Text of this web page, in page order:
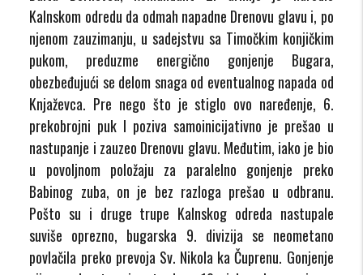
Kalnskom odredu da odmah napadne Drenovu glavu i, po
njenom zauzimanju, u sadejstvu sa Timočkim konjičkim
pukom, preduzme energično gonjenje Bugara,
obezbeđujući se delom snaga od eventualnog napada od
Knjaževca. Pre nego što je stiglo ovo naređenje, 6.
prekobrojni puk I poziva samoinicijativno je prešao u
nastupanje i zauzeo Drenovu glavu. Međutim, iako je bio
u povoljnom položaju za paralelno gonjenje preko
Babinog zuba, on je bez razloga prešao u odbranu.
Pošto su i druge trupe Kalnskog odreda nastupale
suviše oprezno, bugarska 9. divizija se neometano
povlačila preko prevoja Sv. Nikola ka Čuprenu. Gonjenje